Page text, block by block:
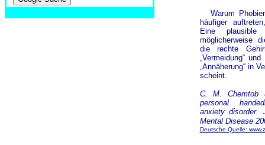
Warum
häufiger
Eine plausible
möglicherweise
die rechte
„Vermeidung“
„Annäherung“ in
scheint.
C. M. Chemtob
personal
anxiety disorder.
Mental Disease
Deutsche Quelle: